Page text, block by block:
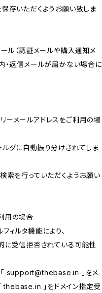
存いただくようお願い致しま
ル（認証メールや購入通知メ
・返信メールが届かない場合に
メールアドレスをご利用の場
ルダに自動振り分けされてしま
索を行っていただくようお願い
用の場合
ィルタ機能により、
に受信拒否されている可能性
support@thebase.in
」をメ
thebase.in 」をドメイン指定受